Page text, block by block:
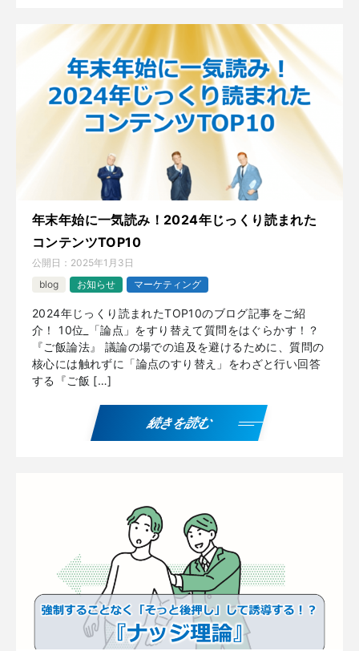
年末年始に一気読み！2024年じっくり読まれた
コンテンツTOP10
公開日： 2025年1月3日
blog
お知らせ マーケティング
2024年じっくり読まれたTOP10のブログ記事をご紹
介！ 10位_「論点」をすり替えて質問をはぐらかす！？
『ご飯論法』 議論の場での追及を避けるために、質問の
核心には触れずに「論点のすり替え」をわざと行い回答
する『ご飯 […]
続きを読む